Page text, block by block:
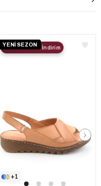
YENİ SEZON
1
2. Ürüne %30 İndirim